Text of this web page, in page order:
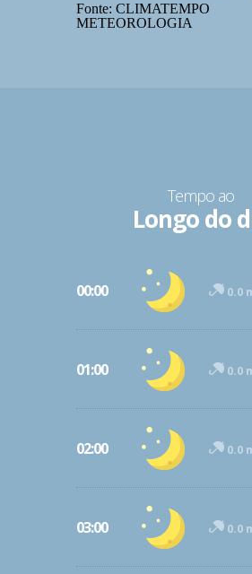
Fonte: CLIMATEMPO
METEOROLOGIA
Tempo ao
Longo do
00:00 0.0
01:00 0.0
02:00 0.0
03:00 0.0